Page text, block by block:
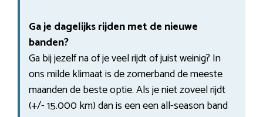
Ga je dagelijks rijden met de nieuwe
banden?
Ga bij jezelf na of je veel rijdt of juist weinig? In
ons milde klimaat is de zomerband de meeste
maanden de beste optie. Als je niet zoveel rijdt
(+/- 15.000 km) dan is een een all-season band